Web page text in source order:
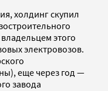
холдинг скупил
этого
электровозов.
еще через год —
завода